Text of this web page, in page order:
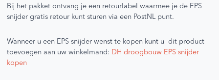
Bij het pakket ontvang je een retourlabel waarmee je de EPS
snijder gratis retour kunt sturen via een PostNL punt.
Wanneer u een EPS snijder wenst te kopen kunt u dit product
toevoegen aan uw winkelmand: DH droogbouw EPS snijder
kopen